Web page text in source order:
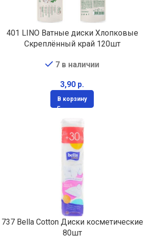
401 LINO Ватные диски Хлопковые
Скреплённый край 120шт
7 в наличии
р.
В корзину
737 Bella Cotton Диски косметические
80шт